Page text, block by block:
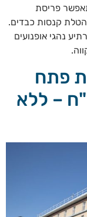
פריסת
קנסות כבדים.
נהגי אופנועים
פתח
ש"ח – ללא